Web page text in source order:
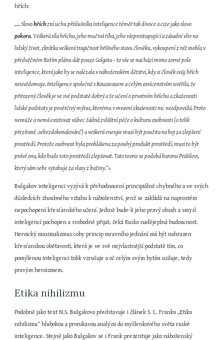
hřích:
„... Slovo hřích
pokora. Veškerá síla hříchu, jeho mučivá tíha, jeho všeprostupující a zásadní vliv na
lidský život, zkrátka veškerá tragičnost hříšného stavu člověku, vykoupení z níž mohla v
předvěčném Božím plánu dát pouze Golgota – to vše se nachází mimo zorné pole
inteligence, která jako by se nalézala v náboženském dětství, kdy si člověk svůj hřích
neuvědomuje. Inteligence společně s Rousseauem a celým osvícenstvím uvěřila, že
přirozený člověk je ve své podstatě dobrý a že učení o prvotním hříchu a zkaženosti
lidské podstaty je pověrčivý mýtus, kterému v mravní zkušenosti nic neodpovídá. Proto
nemůže a nemá existovat vůbec žádná zvláštní péče o kulturu osobnosti (o tolik
přezírané ‚sebezdokonalování‘) a veškerá energie musí být použita na boj za zlepšení
prostředí. Protože osobnost byla prohlášena za pouhý produkt prostředí, musí to být
právě ona, kdo bude toto prostředí zlepšovat. Tato teorie se podobá baronu Prášilovi,
který sám sebe vytahuje za vlasy z bažiny.“6
Bulgakov inteligenci vyzývá k přehodnocení principiálně chybného a ve svých
důsledcích zhoubného vztahu k náboženství, jenž se zakládá na naprostém
nepochopení křesťanského učení. Jedině bude-li jeho pravý obsah a smysl
inteligencí pochopen a svobodně přijat, čeká Rusko nadějeplná budoucnost.
Heroický maximalizmus coby princip mravního jednání má být nahrazen
křesťanskou obětavostí, která je ve své nejvlastnější podstatě tím, co
pomýlenou inteligenci tolik vzrušuje a oč celým svým bytím usiluje, tedy
pravým heroizmem.
Etika nihilizmu
Podobně jako text N.S. Bulgakova představuje i článek S. L. Franka „Etika
nihilismu“ hlubokou a pronikavou analýzu do myšlenkového světa ruské
inteligence. Stejně jako Bulgakov se i Frank prezentuje jako náboženský